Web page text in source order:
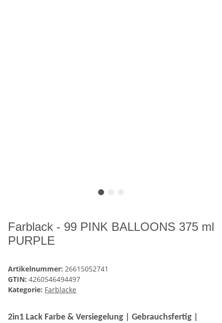
Farblack - 99 PINK BALLOONS 375 ml
PURPLE
Artikelnummer: 26615052741
GTIN: 4260546494497
Kategorie: Farblacke
2in1 Lack Farbe & Versiegelung | Gebrauchsfertig |